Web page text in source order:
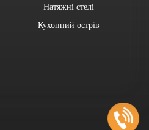
Натяжні стелі
Кухонний острів